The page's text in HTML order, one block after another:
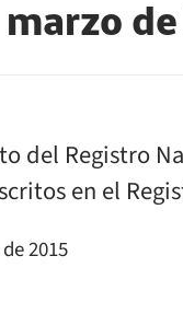
del Registro
en el
2015